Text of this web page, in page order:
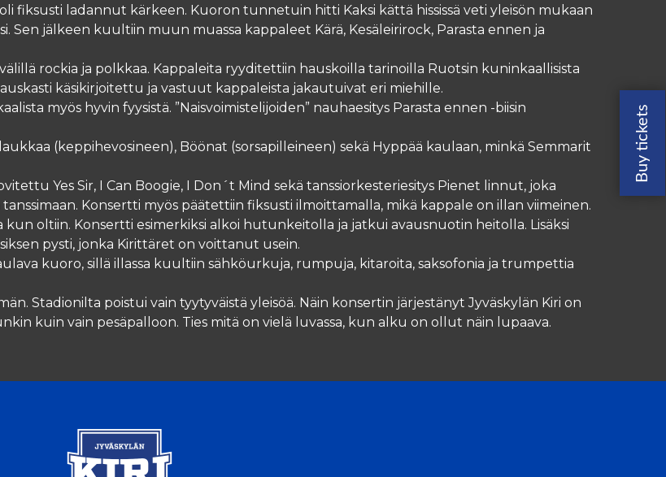
fiksusti ladannut kärkeen. Kuoron tunnetuin hitti Kaksi kättä hississä veti yleisön mukaan
Sen jälkeen kuultiin muun muassa kappaleet Kärä, Kesäleirirock, Parasta ennen ja
rockia ja polkkaa. Kappaleita ryyditettiin hauskoilla tarinoilla Ruotsin kuninkaallisista
käsikirjoitettu ja vastuut kappaleista jakautuivat eri miehille.
myös hyvin fyysistä. ”Naisvoimistelijoiden” nauhaesitys Parasta ennen -biisin
(keppihevosineen), Böönat (sorsapilleineen) sekä Hyppää kaulaan, minkä Semmarit
Yes Sir, I Can Boogie, I Don´t Mind sekä tanssiorkesteriesitys Pienet linnut, joka
tanssimaan. Konsertti myös päätettiin fiksusti ilmoittamalla, mikä kappale on illan viimeinen.
kun oltiin. Konsertti esimerkiksi alkoi hutunkeitolla ja jatkui avausnuotin heitolla. Lisäksi
pysti, jonka Kirittäret on voittanut usein.
kuoro, sillä illassa kuultiin sähköurkuja, rumpuja, kitaroita, saksofonia ja trumpettia
Stadionilta poistui vain tyytyväistä yleisöä. Näin konsertin järjestänyt Jyväskylän Kiri on
kuin vain pesäpalloon. Ties mitä on vielä luvassa, kun alku on ollut näin lupaava.